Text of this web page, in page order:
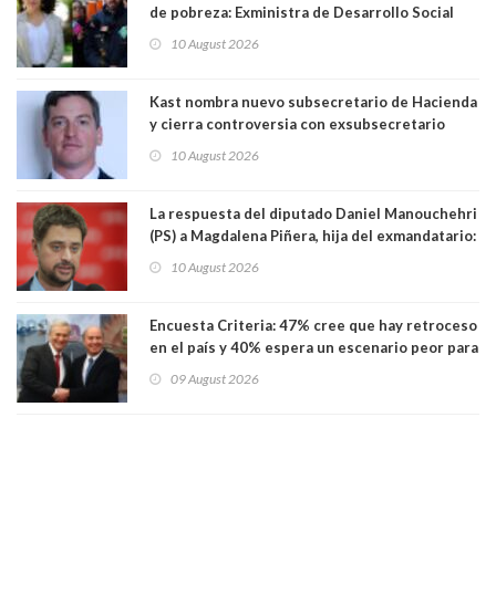
de pobreza: Exministra de Desarrollo Social
califican como "gravísima e irresponsable"
10 August 2026
Kast nombra nuevo subsecretario de Hacienda
y cierra controversia con exsubsecretario
10 August 2026
La respuesta del diputado Daniel Manouchehri
(PS) a Magdalena Piñera, hija del exmandatario:
creían intocables"
10 August 2026
Encuesta Criteria: 47% cree que hay retroceso
en el país y 40% espera un escenario peor para
09 August 2026